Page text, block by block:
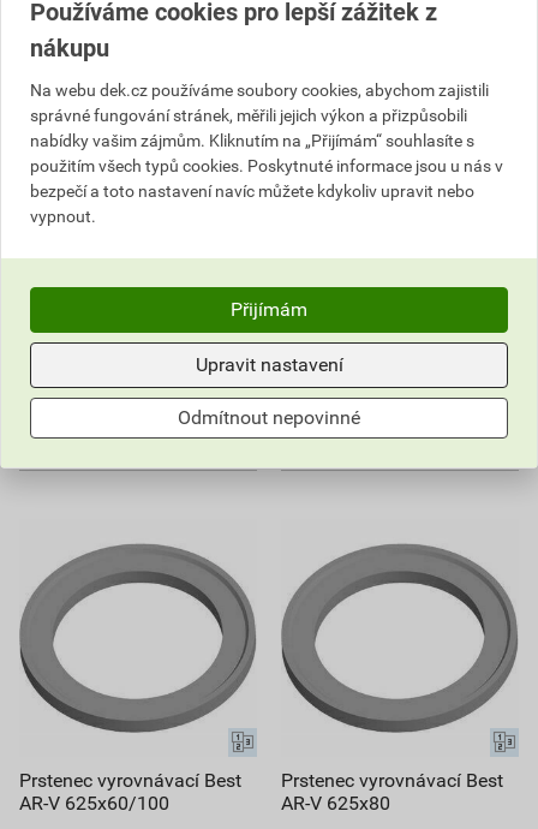
Prstenec vyrovnávací Best
AR-V 625x120
467,06 Kč
429 ,70
cena za ks s DPH
Dostupné jen v (10) prodejnách
ks
Poptat
Prstenec vyrovnávací Best
AR-V 625x60
338,80 Kč
311,70
Dostupné jen v (16) prodejnách
ks
Poptat
Prstenec vyrovnávací Best
AR-V 625x60/100
Prstenec vyrovnávací Best
AR-V 625x80
Používáme cookies pro lepší zážitek z
nákupu
Na webu dek.cz používáme soubory cookies, abychom zajistili
správné fungování stránek, měřili jejich výkon a přizpůsobili
nabídky vašim zájmům. Kliknutím na „Přijímám“ souhlasíte s
použitím všech typů cookies. Poskytnuté informace jsou u nás v
bezpečí a toto nastavení navíc můžete kdykoliv upravit nebo
vypnout.
Přijímám
Upravit nastavení
Odmítnout nepovinné